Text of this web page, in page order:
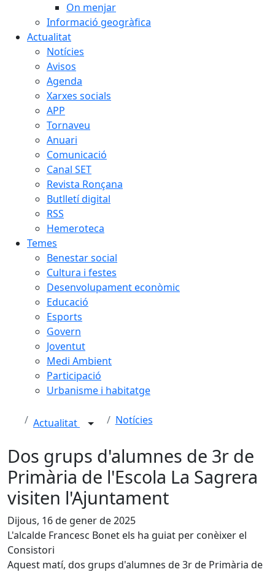
On menjar
Informació geogràfica
Actualitat
Notícies
Avisos
Agenda
Xarxes socials
APP
Tornaveu
Anuari
Comunicació
Canal SET
Revista Ronçana
Butlletí digital
RSS
Hemeroteca
Temes
Benestar social
Cultura i festes
Desenvolupament econòmic
Educació
Esports
Govern
Joventut
Medi Ambient
Participació
Urbanisme i habitatge
Actualitat Notícies
Dos grups d'alumnes de 3r de
Primària de l'Escola La Sagrera
visiten l'Ajuntament
Dijous, 16 de gener de 2025
L'alcalde Francesc Bonet els ha guiat per conèixer el
Consistori
Aquest matí, dos grups d'alumnes de 3r de Primària de